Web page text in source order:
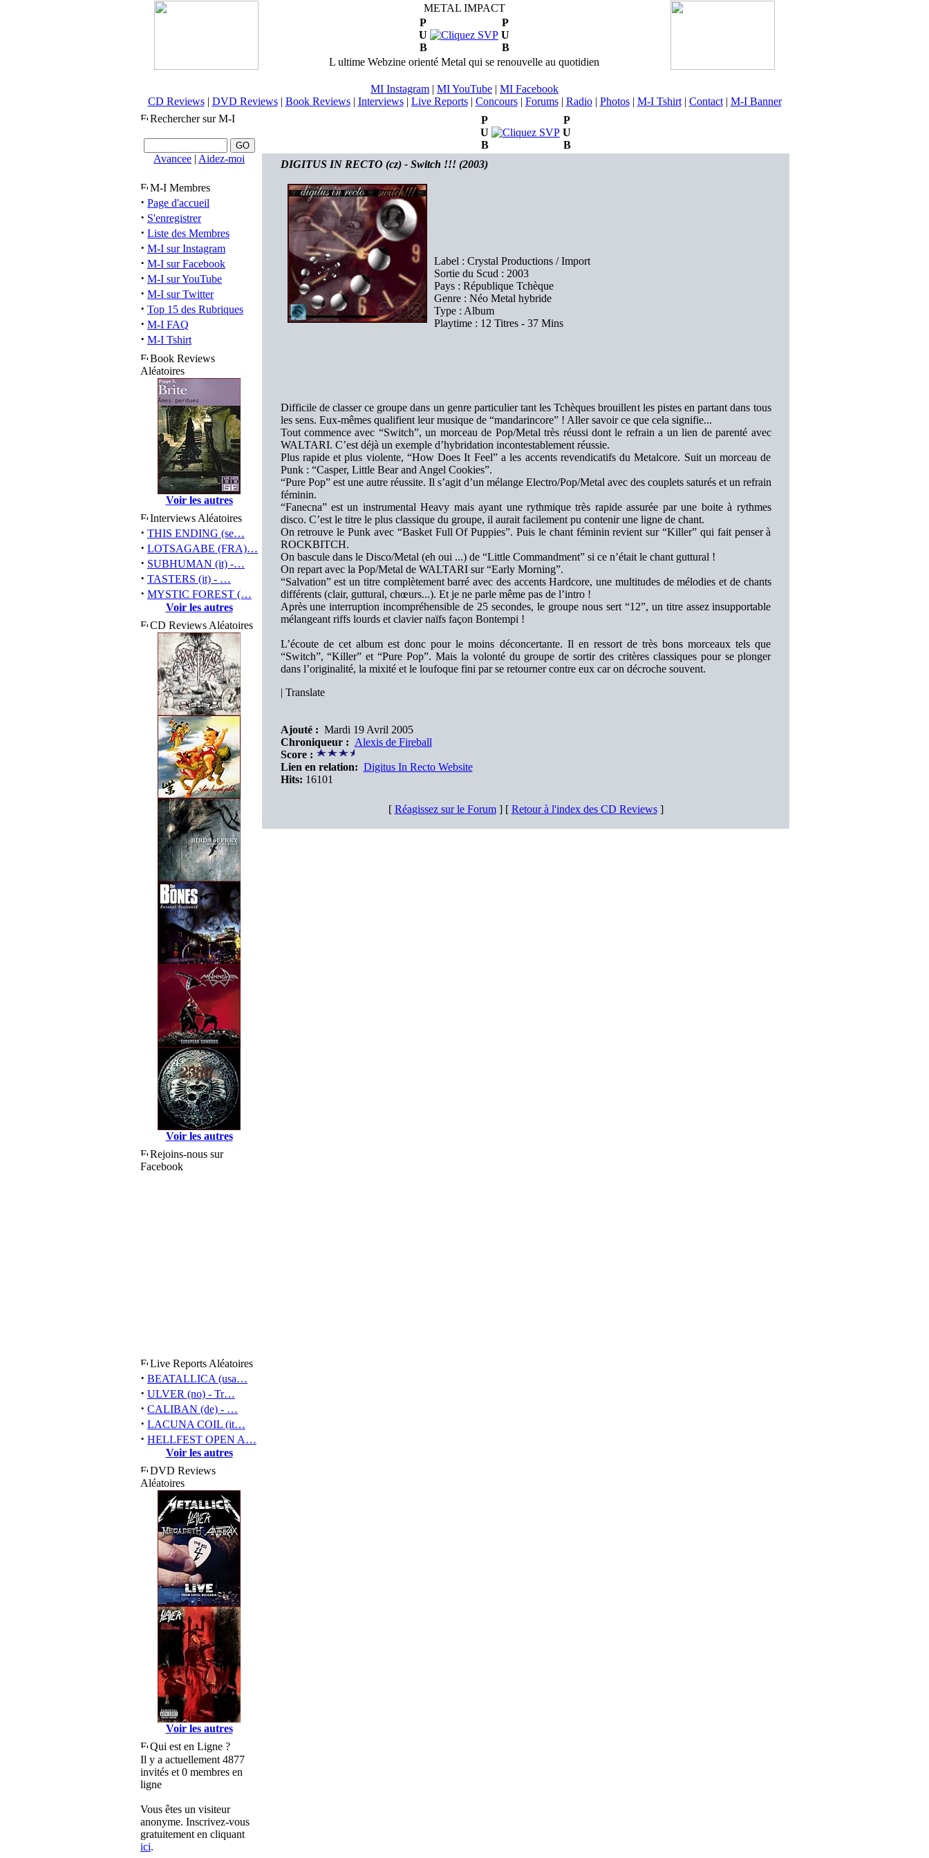
METAL IMPACT
P
U
B
P
U
B
L ultime Webzine orienté Metal qui se renouvelle au quotidien
MI Instagram | MI YouTube | MI Facebook
CD Reviews| DVD Reviews| Book Reviews| Interviews| Live Reports| Concours| Forums| Radio| Photos| M-I Tshirt| Contact| M-I Banner
Rechercher sur M-I
Avancee | Aidez-moi
M-I Membres
· Page d'accueil
· S'enregistrer
· Liste des Membres
· M-I sur Instagram
· M-I sur Facebook
· M-I sur YouTube
· M-I sur Twitter
· Top 15 des Rubriques
· M-I FAQ
· M-I Tshirt
Book Reviews
Aléatoires
Voir les autres
Interviews Aléatoires
· THIS ENDING (se…
· LOTSAGABE (FRA)…
· SUBHUMAN (it) -…
· TASTERS (it) - …
· MYSTIC FOREST (…
Voir les autres
CD Reviews Aléatoires
Voir les autres
Rejoins-nous sur
Facebook
Live Reports Aléatoires
· BEATALLICA (usa…
· ULVER (no) - Tr…
· CALIBAN (de) - …
· LACUNA COIL (it…
· HELLFEST OPEN A…
Voir les autres
DVD Reviews
Aléatoires
Voir les autres
Qui est en Ligne ?
Il y a actuellement 4877
invités et 0 membres en
ligne
Vous êtes un visiteur
anonyme. Inscrivez-vous
gratuitement en cliquant
ici.
P
U
B
P
U
B
DIGITUS IN RECTO (cz) - Switch !!! (2003)
Label : Crystal Productions / Import
Sortie du Scud : 2003
Pays : République Tchèque
Genre : Néo Metal hybride
Type : Album
Playtime : 12 Titres - 37 Mins
Difficile de classer ce groupe dans un genre particulier tant les Tchèques brouillent les pistes en partant dans tous
les sens. Eux-mêmes qualifient leur musique de “mandarincore” ! Aller savoir ce que cela signifie...
Tout commence avec “Switch”, un morceau de Pop/Metal très réussi dont le refrain a un lien de parenté avec
WALTARI. C’est déjà un exemple d’hybridation incontestablement réussie.
Plus rapide et plus violente, “How Does It Feel” a les accents revendicatifs du Metalcore. Suit un morceau de
Punk : “Casper, Little Bear and Angel Cookies”.
“Pure Pop” est une autre réussite. Il s’agit d’un mélange Electro/Pop/Metal avec des couplets saturés et un refrain
féminin.
“Fanecna” est un instrumental Heavy mais ayant une rythmique très rapide assurée par une boite à rythmes
disco. C’est le titre le plus classique du groupe, il aurait facilement pu contenir une ligne de chant.
On retrouve le Punk avec “Basket Full Of Puppies”. Puis le chant féminin revient sur “Killer” qui fait penser à
ROCKBITCH.
On bascule dans le Disco/Metal (eh oui ...) de “Little Commandment” si ce n’était le chant guttural !
On repart avec la Pop/Metal de WALTARI sur “Early Morning”.
“Salvation” est un titre complètement barré avec des accents Hardcore, une multitudes de mélodies et de chants
différents (clair, guttural, chœurs...). Et je ne parle même pas de l’intro !
Après une interruption incompréhensible de 25 secondes, le groupe nous sert “12”, un titre assez insupportable
mélangeant riffs lourds et clavier naïfs façon Bontempi !
L’écoute de cet album est donc pour le moins déconcertante. Il en ressort de très bons morceaux tels que
“Switch”, “Killer” et “Pure Pop”. Mais la volonté du groupe de sortir des critères classiques pour se plonger
dans l’originalité, la mixité et le loufoque fini par se retourner contre eux car on décroche souvent.
| Translate
Ajouté : Mardi 19 Avril 2005
Chroniqueur : Alexis de Fireball
Score :
Lien en relation: Digitus In Recto Website
Hits: 16101
[ Réagissez sur le Forum] [ Retour à l'index des CD Reviews]